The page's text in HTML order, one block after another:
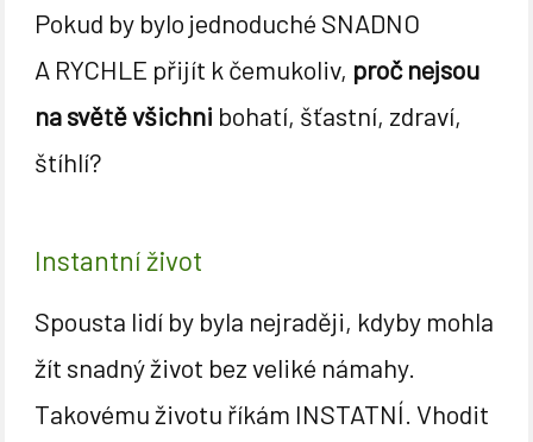
Pokud by bylo jednoduché SNADNO
A RYCHLE přijít k čemukoliv, proč nejsou
na světě všichni bohatí, šťastní, zdraví,
štíhlí?
Instantní život
Spousta lidí by byla nejraději, kdyby mohla
žít snadný život bez veliké námahy.
Takovému životu říkám INSTATNÍ. Vhodit